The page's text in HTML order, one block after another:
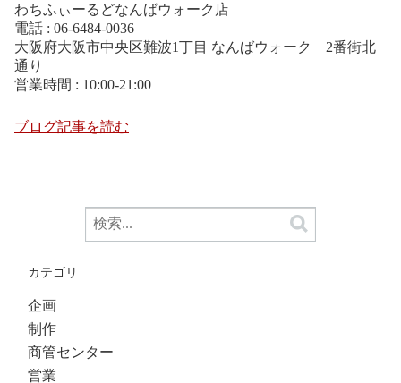
わちふぃーるどなんばウォーク店
電話 : 06-6484-0036
大阪府大阪市中央区難波1丁目 なんばウォーク 2番街北
通り
営業時間 : 10:00-21:00
ブログ記事を読む
カテゴリ
企画
制作
商管センター
営業